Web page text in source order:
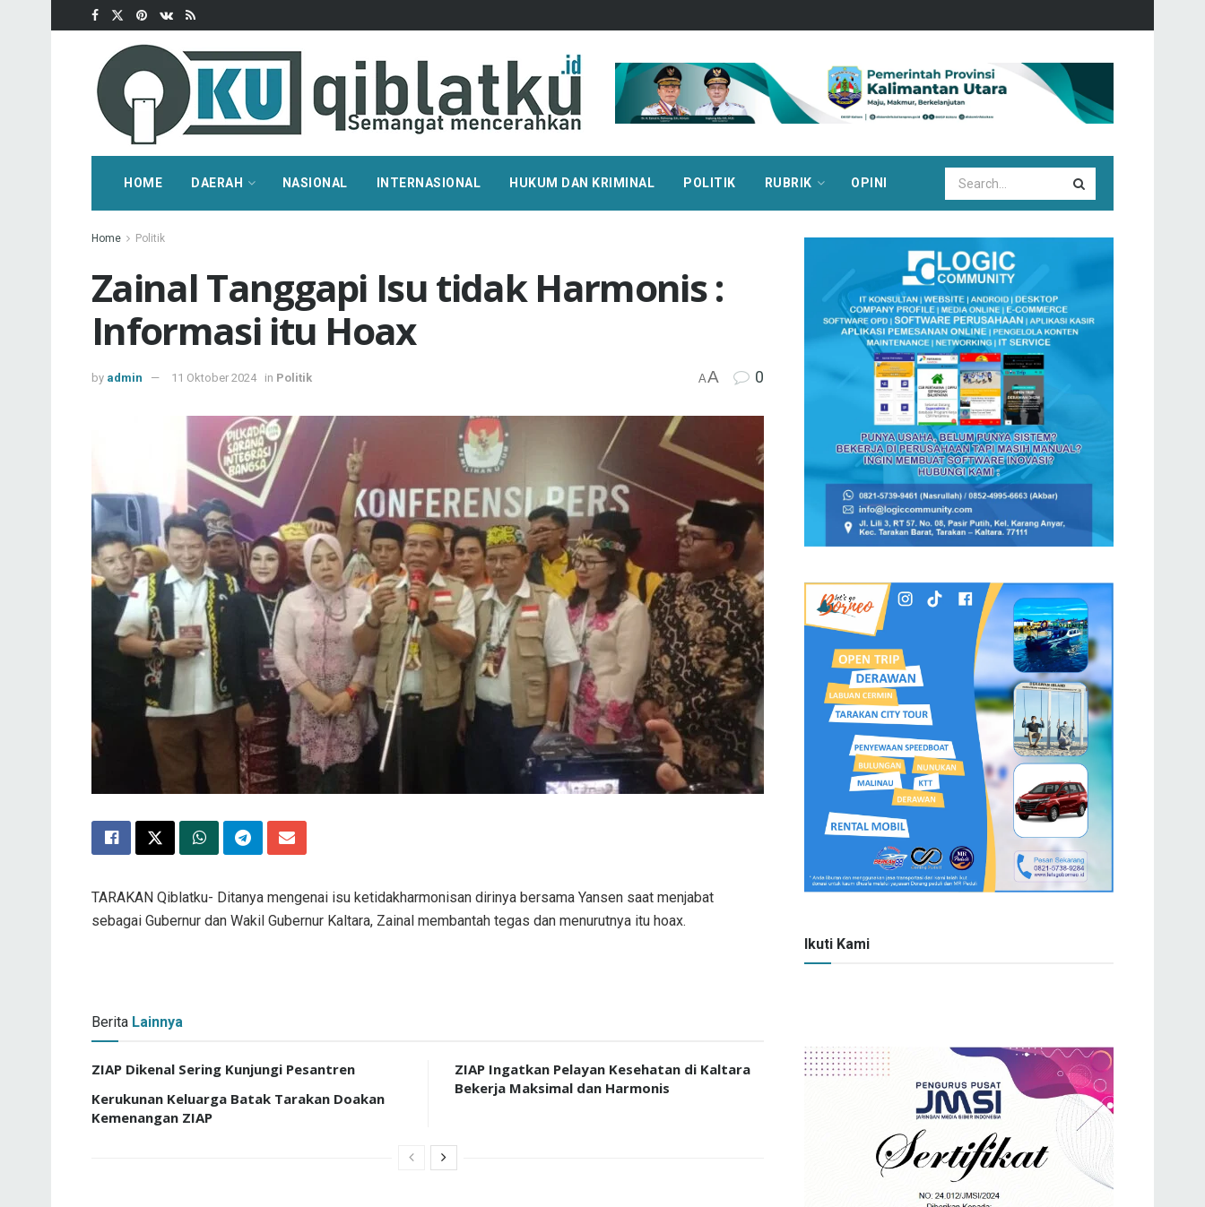
HOME DAERAH NASIONAL INTERNASIONAL HUKUM DAN KRIMINAL POLITIK RUBRIK OPINI
Home Politik
Zainal Tanggapi Isu tidak Harmonis :
Informasi itu Hoax
by admin 11 Oktober 2024 in Politik AA 0
TARAKAN Qiblatku- Ditanya mengenai isu ketidakharmonisan dirinya bersama Yansen saat menjabat
sebagai Gubernur dan Wakil Gubernur Kaltara, Zainal membantah tegas dan menurutnya itu hoax.
Berita Lainnya
ZIAP Dikenal Sering Kunjungi Pesantren
Kerukunan Keluarga Batak Tarakan Doakan
Kemenangan ZIAP
ZIAP Ingatkan Pelayan Kesehatan di Kaltara
Bekerja Maksimal dan Harmonis
Ikuti Kami